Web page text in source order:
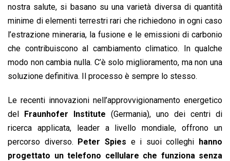
nostra salute, si basano su una varietà diversa di quantità
minime di elementi terrestri rari che richiedono in ogni caso
l’estrazione mineraria, la fusione e le emissioni di carbonio
che contribuiscono al cambiamento climatico. In qualche
modo non cambia nulla. C’è solo miglioramento, ma non una
soluzione definitiva. Il processo è sempre lo stesso.
Le recenti innovazioni nell’approvvigionamento energetico
del Fraunhofer Institute (Germania), uno dei centri di
ricerca applicata, leader a livello mondiale, offrono un
percorso diverso. Peter Spies e i suoi colleghi hanno
progettato un telefono cellulare che funziona senza